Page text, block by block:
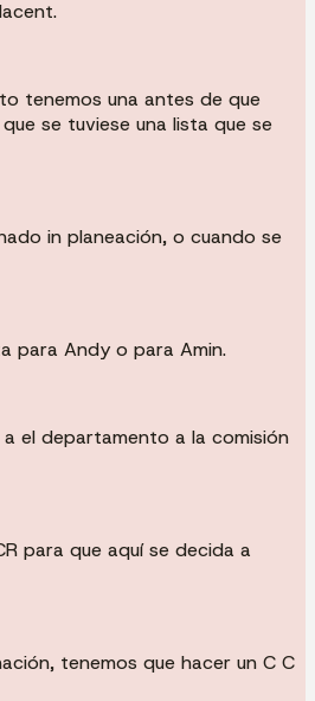
tenemos una antes de que
se tuviese una lista que se
in planeación, o cuando se
para Andy o para Amin.
el departamento a la comisión
para que aquí se decida a
tenemos que hacer un C C